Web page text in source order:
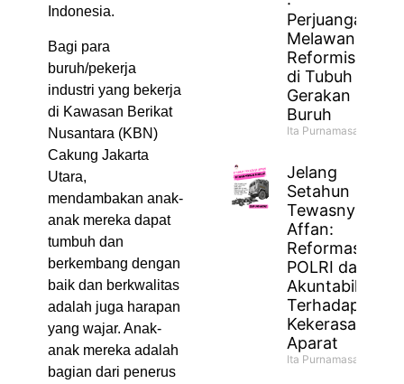
Indonesia.
Bagi para
buruh/pekerja
industri yang bekerja
di Kawasan Berikat
Nusantara (KBN)
Cakung Jakarta
Utara,
mendambakan anak-
anak mereka dapat
tumbuh dan
berkembang dengan
baik dan berkwalitas
adalah juga harapan
yang wajar. Anak-
anak mereka adalah
bagian dari penerus
Perjuangan
Melawan
Reformisme
di Tubuh
Gerakan
Buruh
Ita Purnamasari
Jelang
Setahun
Tewasnya
Affan:
Reformasi
POLRI dan
Akuntabilitas
Terhadap
Kekerasan
Aparat
Ita Purnamasari